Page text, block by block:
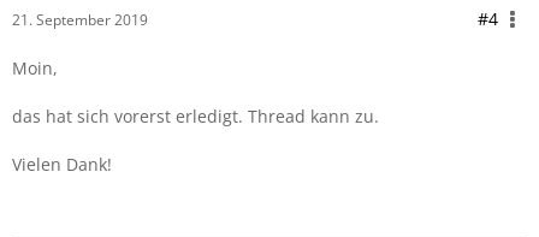
21. September 2019 #4
Moin,
das hat sich vorerst erledigt. Thread kann zu.
Vielen Dank!